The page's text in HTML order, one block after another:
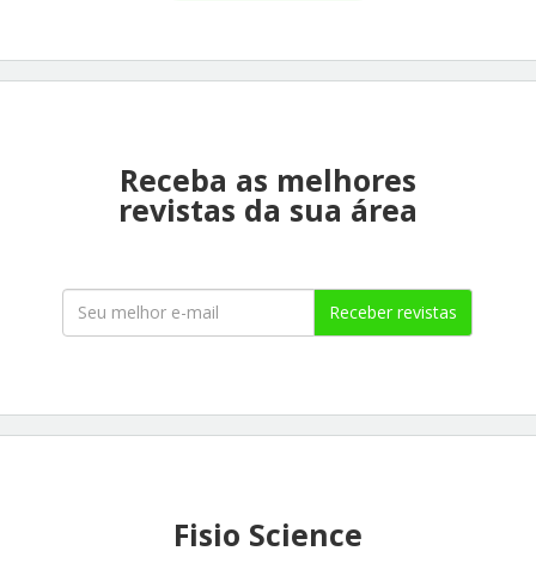
Receba as melhores
revistas da sua área
Receber revistas
Fisio Science